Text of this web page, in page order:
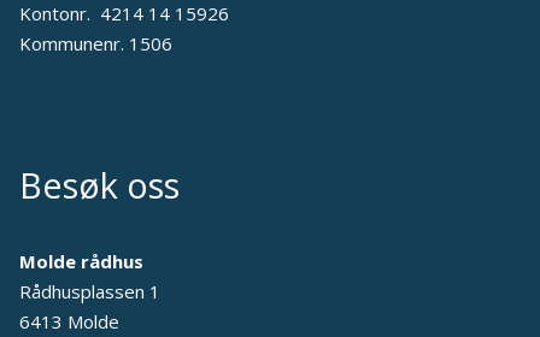
Kontonr. 4214 14 15926
Kommunenr. 1506
Besøk oss
Molde rådhus
Rådhusplassen 1
6413 Molde